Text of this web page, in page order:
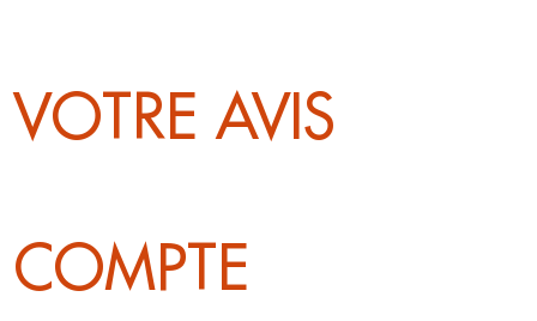
VOTRE AVIS
COMPTE